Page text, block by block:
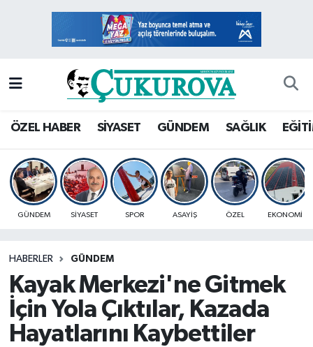
ÖZEL HABER SİYASET GÜNDEM SAĞLIK
GÜNDEM SİYASET SPOR ASAYİŞ ÖZEL EKONOMİ
HABERLER GÜNDEM
Kayak Merkezi'ne Gitmek
İçin Yola Çıktılar, Kazada
Hayatlarını Kaybettiler
Mersin Hava Durumu
Mersin Namaz Vakitleri
Mersin Trafik Yoğunluk Haritası
Süper Lig Puan Durumu ve Fikstür
Haber Arşivi